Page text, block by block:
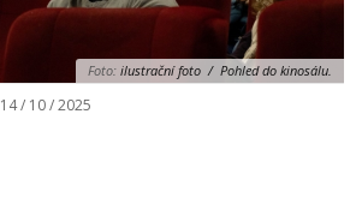
Foto: ilustrační foto / Pohled do kinosálu.
14 / 10 / 2025